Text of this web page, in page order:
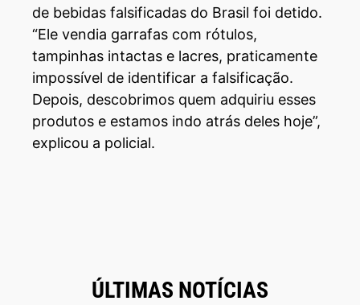
de bebidas falsificadas do Brasil foi detido.
“Ele vendia garrafas com rótulos,
tampinhas intactas e lacres, praticamente
impossível de identificar a falsificação.
Depois, descobrimos quem adquiriu esses
produtos e estamos indo atrás deles hoje”,
explicou a policial.
ÚLTIMAS NOTÍCIAS